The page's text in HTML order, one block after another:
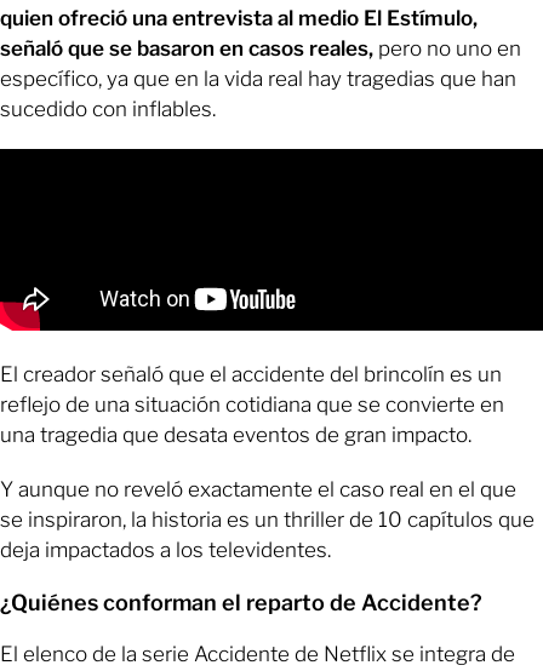
quien ofreció una entrevista al medio El Estímulo,
señaló que se basaron en casos reales, pero no uno en
específico, ya que en la vida real hay tragedias que han
sucedido con inflables.
El creador señaló que el accidente del brincolín es un
reflejo de una situación cotidiana que se convierte en
una tragedia que desata eventos de gran impacto.
Y aunque no reveló exactamente el caso real en el que
se inspiraron, la historia es un thriller de 10 capítulos que
deja impactados a los televidentes.
¿Quiénes conforman el reparto de Accidente?
El elenco de la serie Accidente de Netflix se integra de